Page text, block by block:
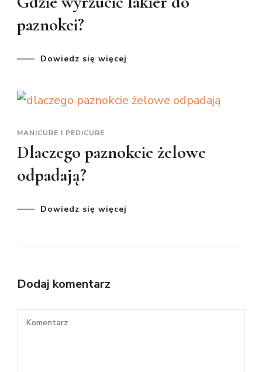
paznokci?
Dowiedz się więcej
MANICURE I PEDICURE
Dlaczego paznokcie żelowe
odpadają?
Dowiedz się więcej
Dodaj komentarz